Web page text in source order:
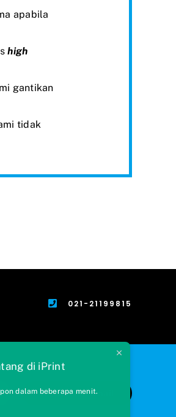
apabila
high
gantikan
tidak
021-21199815
Kirim Kami Email
di iPrint
dalam beberapa menit.